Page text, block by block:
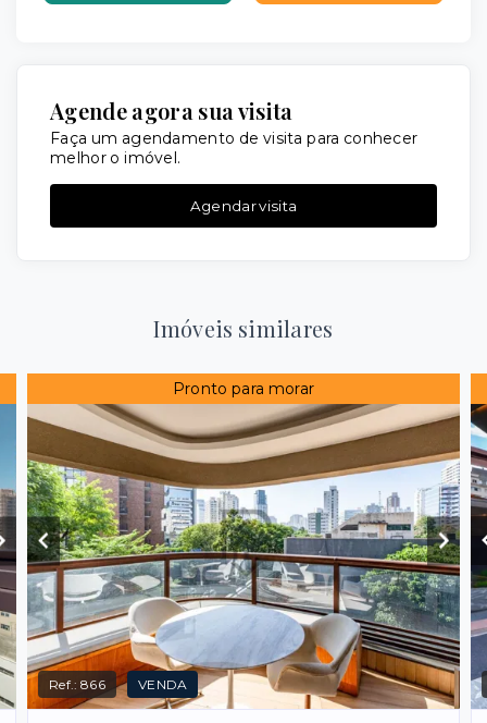
Agende agora sua visita
Faça um agendamento de visita para conhecer
melhor o imóvel.
Agendar visita
Imóveis similares
Pronto para morar
Ref.:866 VENDA